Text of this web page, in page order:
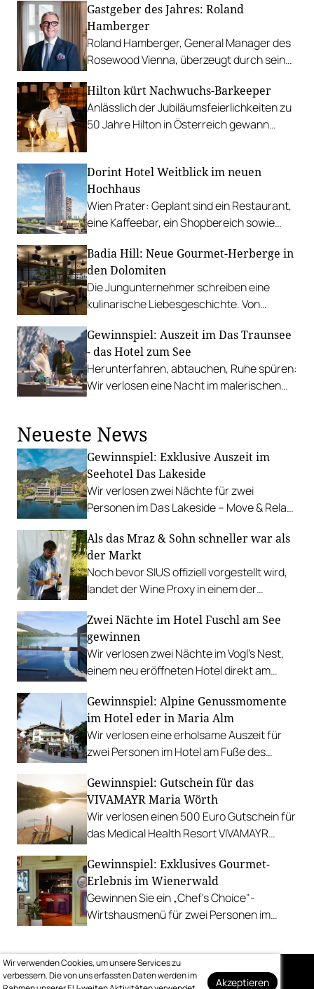
Gastgeber des Jahres: Roland
Hamberger
Roland Hamberger, General Manager des
Rosewood Vienna, überzeugt durch sein
Hilton kürt Nachwuchs-Barkeeper
Anlässlich der Jubiläumsfeierlichkeiten zu
50 Jahre Hilton in Österreich gewann
Dorint Hotel Weitblick im neuen
Hochhaus
Wien Prater: Geplant sind ein Restaurant,
eine Kaffeebar, ein Shopbereich sowie
Terrasse.
Badia Hill: Neue Gourmet-Herberge in
den Dolomiten
Die Jungunternehmer schreiben eine
kulinarische Liebesgeschichte. Von
eigenen Genießerhotel.
Gewinnspiel: Auszeit im Das Traunsee
- das Hotel zum See
Herunterfahren, abtauchen, Ruhe spüren:
Wir verlosen eine Nacht im malerischen
Neueste News
Gewinnspiel: Exklusive Auszeit im
Seehotel Das Lakeside
Wir verlosen zwei Nächte für zwei
Personen im Das Lakeside – Move & Relax
Als das Mraz & Sohn schneller war als
der Markt
Noch bevor SIUS offiziell vorgestellt wird,
landet der Wine Proxy in einem der
Österreichs. Ein Zufall. Und irgendwie
auch keiner.
Zwei Nächte im Hotel Fuschl am See
gewinnen
Wir verlosen zwei Nächte im Vogl’s Nest,
einem neu eröffneten Hotel direkt am
Gewinnspiel: Alpine Genussmomente
im Hotel eder in Maria Alm
Wir verlosen eine erholsame Auszeit für
zwei Personen im Hotel am Fuße des
Gewinnspiel: Gutschein für das
VIVAMAYR Maria Wörth
Wir verlosen einen 500 Euro Gutschein für
das Medical Health Resort VIVAMAYR
Gewinnspiel: Exklusives Gourmet-
Erlebnis im Wienerwald
Gewinnen Sie ein „Chef's Choice"-
Wirtshausmenü für zwei Personen im
Wir verwenden Cookies, um unsere Services zu
verbessern. Die von uns erfassten Daten werden im
Akzeptieren